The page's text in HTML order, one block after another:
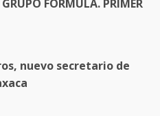
FÓRMULA. PRIMER
nuevo secretario de